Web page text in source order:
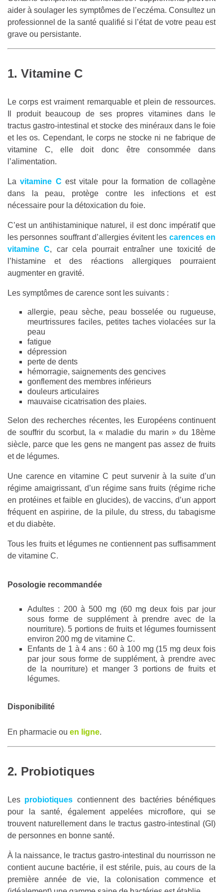
aider à soulager les symptômes de l’eczéma. Consultez un
professionnel de la santé qualifié si l’état de votre peau est
grave ou persistante.
1. Vitamine C
Le corps est vraiment remarquable et plein de ressources.
Il produit beaucoup de ses propres vitamines dans le
tractus gastro-intestinal et stocke des minéraux dans le foie
et les os. Cependant, le corps ne stocke ni ne fabrique de
vitamine C, elle doit donc être consommée dans
l’alimentation.
Lavitamine C est vitale pour la formation de collagène
dans la peau, protège contre les infections et est
nécessaire pour la détoxication du foie.
C’est un antihistaminique naturel, il est donc impératif que
les personnes souffrant d’allergies évitent les carences en
vitamine C, car cela pourrait entraîner une toxicité de
l’histamine et des réactions allergiques pourraient
augmenter en gravité.
Les symptômes de carence sont les suivants :
allergie, peau sèche, peau bosselée ou rugueuse,
meurtrissures faciles, petites taches violacées sur la
peau
fatigue
dépression
perte de dents
hémorragie, saignements des gencives
gonflement des membres inférieurs
douleurs articulaires
mauvaise cicatrisation des plaies.
Selon des recherches récentes, les Européens continuent
de souffrir du scorbut, la « maladie du marin » du 18ème
siècle, parce que les gens ne mangent pas assez de fruits
et de légumes.
Une carence en vitamine C peut survenir à la suite d’un
régime amaigrissant, d’un régime sans fruits (régime riche
en protéines et faible en glucides), de vaccins, d’un apport
fréquent en aspirine, de la pilule, du stress, du tabagisme
et du diabète.
Tous les fruits et légumes ne contiennent pas suffisamment
de vitamine C.
Posologie recommandée
Adultes : 200 à 500 mg (60 mg deux fois par jour
sous forme de supplément à prendre avec de la
nourriture). 5 portions de fruits et légumes fournissent
environ 200 mg de vitamine C.
Enfants de 1 à 4 ans : 60 à 100 mg (15 mg deux fois
par jour sous forme de supplément, à prendre avec
de la nourriture) et manger 3 portions de fruits et
légumes.
Disponibilité
En pharmacie ou en ligne.
2. Probiotiques
Les probiotiques contiennent des bactéries bénéfiques
pour la santé, également appelées microflore, qui se
trouvent naturellement dans le tractus gastro-intestinal (GI)
de personnes en bonne santé.
À la naissance, le tractus gastro-intestinal du nourrisson ne
contient aucune bactérie, il est stérile, puis, au cours de la
première année de vie, la colonisation commence et